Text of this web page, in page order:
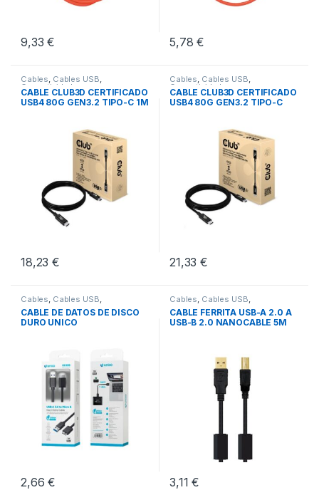
9,33€ 5,78€
Cables, Cables USB,
Conectividad
CABLE CLUB3D CERTIFICADO
USB4 80G GEN3.2 TIPO-C 1M
18,23€
Cables, Cables USB,
Conectividad
CABLE CLUB3D CERTIFICADO
USB4 80G GEN3.2 TIPO-C
21,33€
Cables, Cables USB,
Conectividad
CABLE DE DATOS DE DISCO
DURO UNICO
2,66€
Cables, Cables USB,
Conectividad
CABLE FERRITA USB-A 2.0 A
USB-B 2.0 NANOCABLE 5M
3,11€